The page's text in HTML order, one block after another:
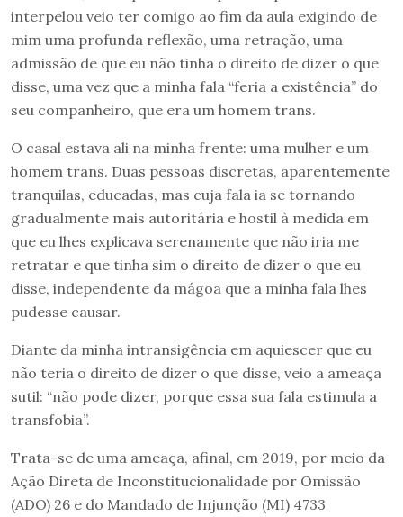
interpelou veio ter comigo ao fim da aula exigindo de
mim uma profunda reflexão, uma retração, uma
admissão de que eu não tinha o direito de dizer o que
disse, uma vez que a minha fala “feria a existência” do
seu companheiro, que era um homem trans.
O casal estava ali na minha frente: uma mulher e um
homem trans. Duas pessoas discretas, aparentemente
tranquilas, educadas, mas cuja fala ia se tornando
gradualmente mais autoritária e hostil à medida em
que eu lhes explicava serenamente que não iria me
retratar e que tinha sim o direito de dizer o que eu
disse, independente da mágoa que a minha fala lhes
pudesse causar.
Diante da minha intransigência em aquiescer que eu
não teria o direito de dizer o que disse, veio a ameaça
sutil: “não pode dizer, porque essa sua fala estimula a
transfobia”.
Trata-se de uma ameaça, afinal, em 2019, por meio da
Ação Direta de Inconstitucionalidade por Omissão
(ADO) 26 e do Mandado de Injunção (MI) 4733